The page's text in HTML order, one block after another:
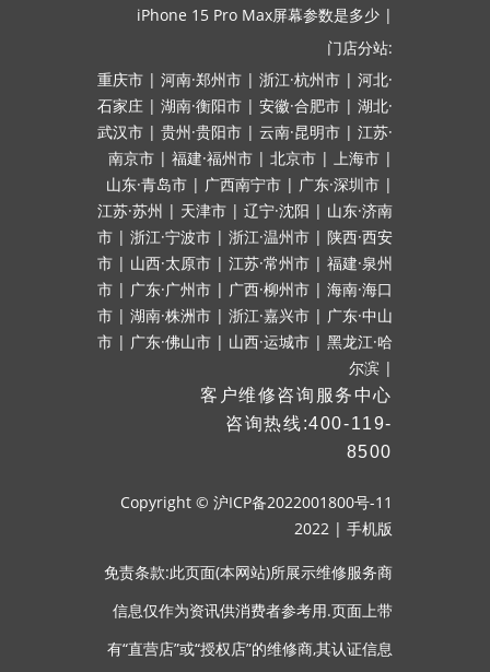
iPhone 15 Pro Max屏幕参数是多少 |
门店分站:
重庆市 | 河南·郑州市 | 浙江·杭州市 | 河北·
石家庄 | 湖南·衡阳市 | 安徽·合肥市 | 湖北·
武汉市 | 贵州·贵阳市 | 云南·昆明市 | 江苏·
南京市 | 福建·福州市 | 北京市 | 上海市 |
山东·青岛市 | 广西南宁市 | 广东·深圳市 |
江苏·苏州 | 天津市 | 辽宁·沈阳 | 山东·济南
市 | 浙江·宁波市 | 浙江·温州市 | 陕西·西安
市 | 山西·太原市 | 江苏·常州市 | 福建·泉州
市 | 广东·广州市 | 广西·柳州市 | 海南·海口
市 | 湖南·株洲市 | 浙江·嘉兴市 | 广东·中山
市 | 广东·佛山市 | 山西·运城市 | 黑龙江·哈
尔滨 |
客户维修咨询服务中心
咨询热线:400-119-
8500
Copyright © 沪ICP备2022001800号-11
2022 | 手机版
免责条款:此页面(本网站)所展示维修服务商
信息仅作为资讯供消费者参考用.页面上带
有“直营店”或“授权店”的维修商,其认证信息